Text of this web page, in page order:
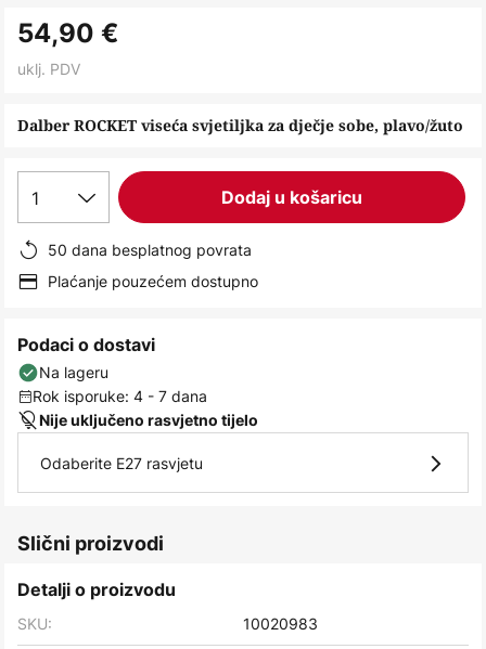
to
the
of
images
gallery
Dalber ROCKET viseća svjetiljka za dječje sobe, plavo/žuto
54,90 €
uklj. PDV
1 Dodaj u košaricu
50 dana besplatnog povrata
Plaćanje pouzećem dostupno
Podaci o dostavi
Na lageru
Rok isporuke: 4 - 7 dana
Nije uključeno rasvjetno tijelo
Odaberite E27 rasvjetu
Slični proizvodi
Detalji o proizvodu
SKU: 10020983